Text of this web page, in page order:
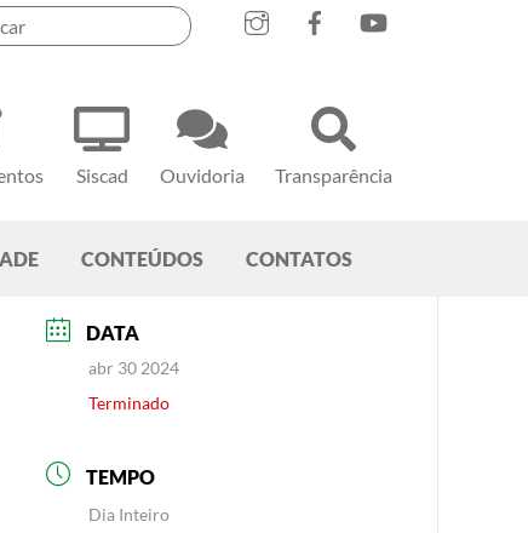
Siscad Ouvidoria Transparência
CONTEÚDOS CONTATOS
DATA
abr 30 2024
Terminado
TEMPO
Dia Inteiro